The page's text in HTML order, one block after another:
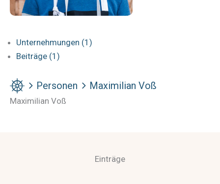
Unternehmungen (1)
Beiträge (1)
Personen Maximilian Voß
Maximilian Voß
Einträge